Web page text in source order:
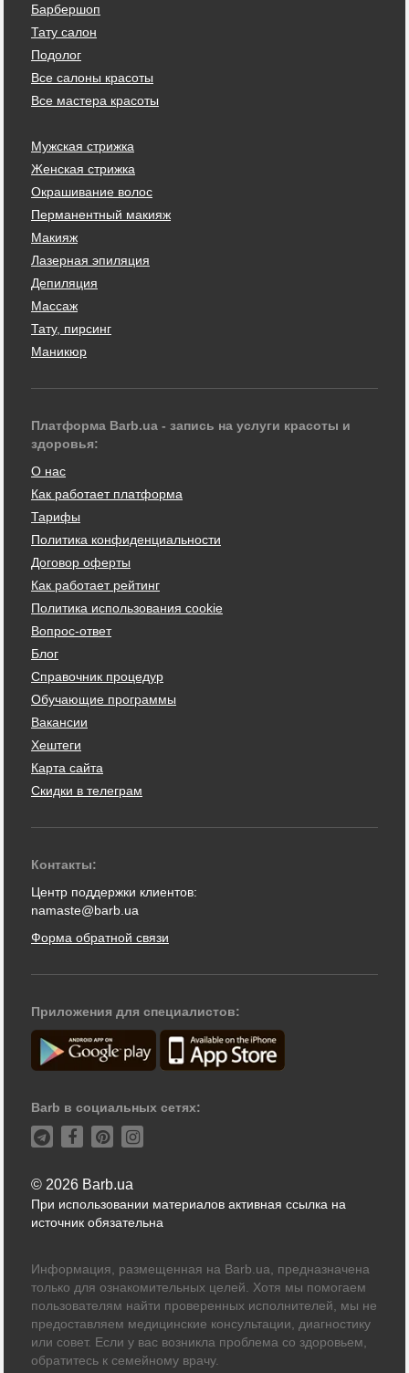
Барбершоп
Тату салон
Подолог
Все салоны красоты
Все мастера красоты
Мужская стрижка
Женская стрижка
Окрашивание волос
Перманентный макияж
Макияж
Лазерная эпиляция
Депиляция
Массаж
Тату, пирсинг
Маникюр
Платформа Barb.ua - запись на услуги красоты и
здоровья:
О нас
Как работает платформа
Тарифы
Политика конфиденциальности
Договор оферты
Как работает рейтинг
Политика использования cookie
Вопрос-ответ
Блог
Справочник процедур
Обучающие программы
Вакансии
Хештеги
Карта сайта
Скидки в телеграм
Контакты:
Центр поддержки клиентов:
namaste@barb.ua
Форма обратной связи
Приложения для специалистов:
Barb в социальных сетях:
© 2026 Barb.ua
При использовании материалов активная ссылка на
источник обязательна
Информация, размещенная на Barb.ua, предназначена
только для ознакомительных целей. Хотя мы помогаем
пользователям найти проверенных исполнителей, мы не
предоставляем медицинские консультации, диагностику
или совет. Если у вас возникла проблема со здоровьем,
обратитесь к семейному врачу.